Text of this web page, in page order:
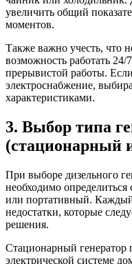
увеличить общий
моментов.
Также важно учесть, что
возможность работать
прерывистой работы.
электроснабжение,
характеристиками.
3. Выбор типа
(стационарный
При выборе дизельного
необходимо
или портативный.
недостатки, которые
решения.
Стационарный генератор
электрической системе